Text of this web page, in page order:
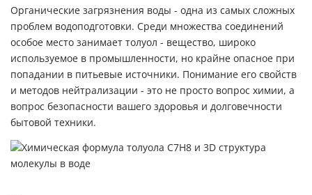
Органические загрязнения воды - одна из самых сложных
проблем водоподготовки. Среди множества соединений
особое место занимает толуол - вещество, широко
используемое в промышленности, но крайне опасное при
попадании в питьевые источники. Понимание его свойств
и методов нейтрализации - это не просто вопрос химии, а
вопрос безопасности вашего здоровья и долговечности
бытовой техники.